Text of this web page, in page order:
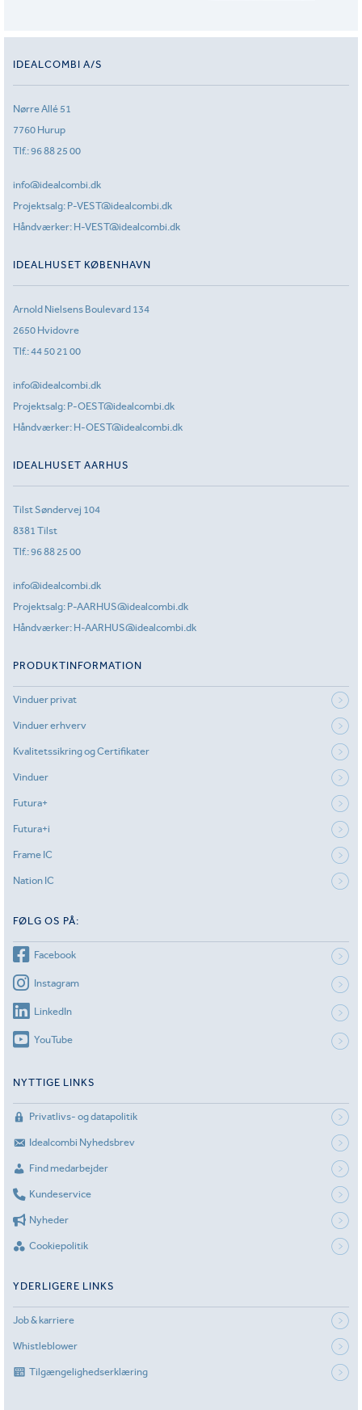
IDEALCOMBI A/S
Nørre Allé 51
7760 Hurup
Tlf.:96 88 25 00
info@idealcombi.dk
Projektsalg: P-VEST@idealcombi.dk
Håndværker: H-VEST@idealcombi.dk
IDEALHUSET KØBENHAVN
Arnold Nielsens Boulevard 134
2650 Hvidovre
Tlf.:44 50 21 00
info@idealcombi.dk
Projektsalg: P-OEST@idealcombi.dk
Håndværker: H-OEST@idealcombi.dk
IDEALHUSET AARHUS
Tilst Søndervej 104
8381 Tilst
Tlf.:96 88 25 00
info@idealcombi.dk
Projektsalg: P-AARHUS@idealcombi.dk
Håndværker: H-AARHUS@idealcombi.dk
PRODUKTINFORMATION
Vinduer privat
Vinduer erhverv
Kvalitetssikring og Certifikater
Vinduer
Futura+
Futura+i
Frame IC
Nation IC
FØLG OS PÅ:
Facebook
Instagram
LinkedIn
YouTube
NYTTIGE LINKS
Privatlivs- og datapolitik
Idealcombi Nyhedsbrev
Find medarbejder
Kundeservice
Nyheder
Cookiepolitik
YDERLIGERE LINKS
Job & karriere
Whistleblower
Tilgængelighedserklæring